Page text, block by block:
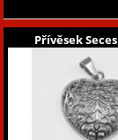
Přívěsek